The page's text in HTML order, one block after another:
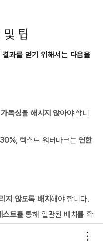
팁
결과를 얻기 위해서는 다음을
독성을 해치지 않아야합니
, 텍스트 워터마크는 연한
지 않도록 배치해야 합니다.
스트를 통해 일관된 배치를 확